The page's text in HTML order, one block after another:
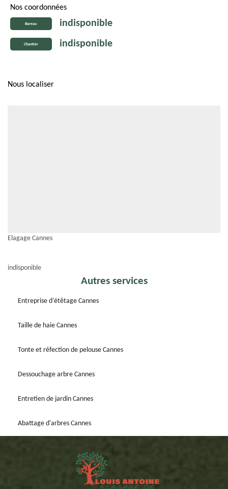
Nos coordonnées
Bureau indisponible
Chantier indisponible
Nous localiser
Elagage Cannes
indisponible
Autres services
Entreprise d'étêtage Cannes
Taille de haie Cannes
Tonte et réfection de pelouse Cannes
Dessouchage arbre Cannes
Entretien de jardin Cannes
Abattage d'arbres Cannes